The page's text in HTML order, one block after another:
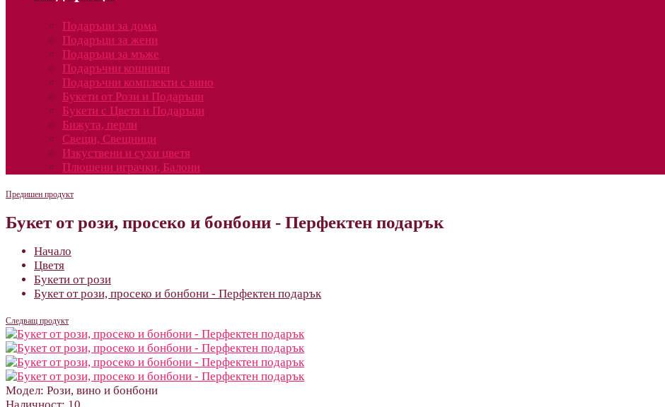
Подаръци за дома
Подаръци за жени
Подаръци за мъже
Подаръчни кошници
Подаръчни комплекти с вино
Букети от Рози и Подаръци
Букети с Цветя и Подаръци
Бижута, перли
Свещи, Свещници
Изкуствени и сухи цветя
Плюшени играчки, Балони
Предишен продукт
Букет от рози, просеко и бонбони - Перфектен подарък
Начало
Цветя
Букети от рози
Букет от рози, просеко и бонбони - Перфектен подарък
Следващ продукт
Модел: Рози, вино и бонбони